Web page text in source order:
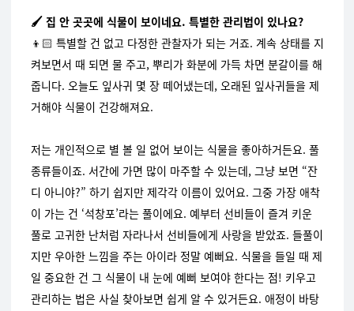
🖌️ 집 안 곳곳에 식물이 보이네요. 특별한 관리법이 있나요?
👦🏻 특별할 건 없고 다정한 관찰자가 되는 거죠. 계속 상태를 지
켜보면서 때 되면 물 주고, 뿌리가 화분에 가득 차면 분갈이를 해
줍니다. 오늘도 잎사귀 몇 장 떼어냈는데, 오래된 잎사귀들을 제
거해야 식물이 건강해져요.
저는 개인적으로 별 볼 일 없어 보이는 식물을 좋아하거든요. 풀
종류들이죠. 서간에 가면 많이 마주할 수 있는데, 그냥 보면 “잔
디 아니야?” 하기 쉽지만 제각각 이름이 있어요. 그중 가장 애착
이 가는 건 ‘석창포’라는 풀이에요. 예부터 선비들이 즐겨 키운
풀로 고귀한 난처럼 자라나서 선비들에게 사랑을 받았죠. 들풀이
지만 우아한 느낌을 주는 아이라 정말 예뻐요. 식물을 들일 때 제
일 중요한 건 그 식물이 내 눈에 예뻐 보여야 한다는 점! 키우고
관리하는 법은 사실 찾아보면 쉽게 알 수 있거든요. 애정이 바탕